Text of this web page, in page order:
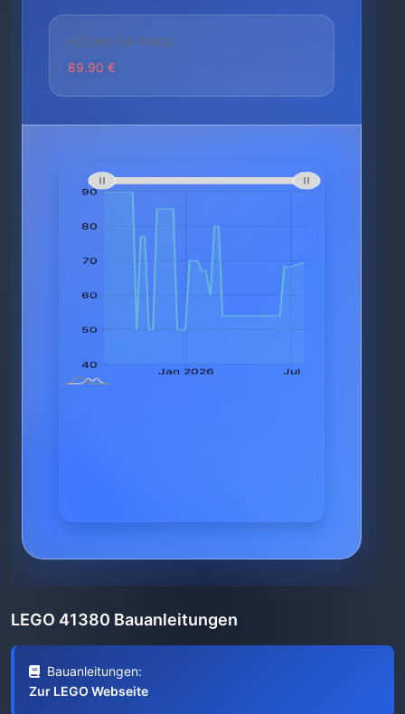
HÖCHSTER PREIS
89.90 €
LEGO 41380 Bauanleitungen
Bauanleitungen:
Zur LEGO Webseite